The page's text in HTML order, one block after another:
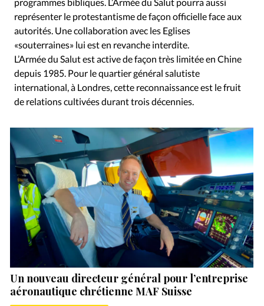
représenter le protestantisme de façon officielle face aux
autorités. Une collaboration avec les Eglises
«souterraines» lui est en revanche interdite.
L’Armée du Salut est active de façon très limitée en Chine
depuis 1985. Pour le quartier général salutiste
international, à Londres, cette reconnaissance est le fruit
de relations cultivées durant trois décennies.
Un nouveau directeur général pour l’entreprise
aéronautique chrétienne MAF Suisse